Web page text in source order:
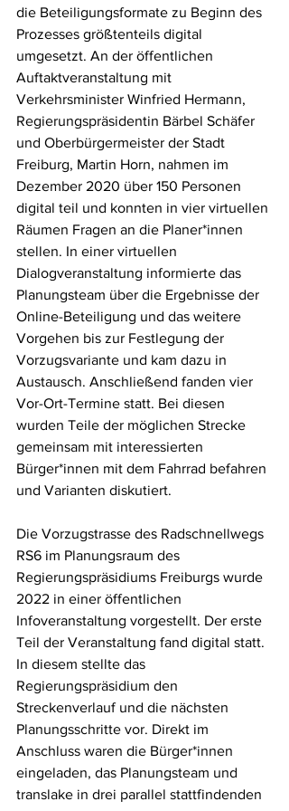
die Beteiligungsformate zu Beginn des
Prozesses größtenteils digital
umgesetzt. An der öffentlichen
Auftaktveranstaltung mit
Verkehrsminister Winfried Hermann,
Regierungspräsidentin Bärbel Schäfer
und Oberbürgermeister der Stadt
Freiburg, Martin Horn, nahmen im
Dezember 2020 über 150 Personen
digital teil und konnten in vier virtuellen
Räumen Fragen an die Planer*innen
stellen. In einer virtuellen
Dialogveranstaltung informierte das
Planungsteam über die Ergebnisse der
Online-Beteiligung und das weitere
Vorgehen bis zur Festlegung der
Vorzugsvariante und kam dazu in
Austausch. Anschließend fanden vier
Vor-Ort-Termine statt. Bei diesen
wurden Teile der möglichen Strecke
gemeinsam mit interessierten
Bürger*innen mit dem Fahrrad befahren
und Varianten diskutiert.
Die Vorzugstrasse des Radschnellwegs
RS6 im Planungsraum des
Regierungspräsidiums Freiburgs wurde
2022 in einer öffentlichen
Infoveranstaltung vorgestellt. Der erste
Teil der Veranstaltung fand digital statt.
In diesem stellte das
Regierungspräsidium den
Streckenverlauf und die nächsten
Planungsschritte vor. Direkt im
Anschluss waren die Bürger*innen
eingeladen, das Planungsteam und
translake in drei parallel stattfindenden